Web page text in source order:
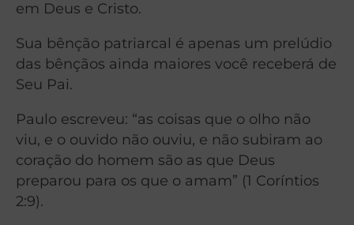
em Deus e Cristo.
Sua bênção patriarcal é apenas um prelúdio
das bênçãos ainda maiores você receberá de
Seu Pai.
Paulo escreveu: “as coisas que o olho não
viu, e o ouvido não ouviu, e não subiram ao
coração do homem são as que Deus
preparou para os que o amam” (1 Coríntios
2:9).